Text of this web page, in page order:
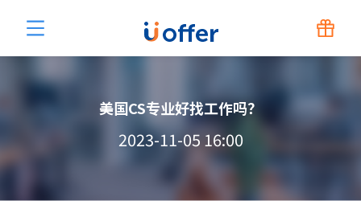
美国CS专业好找工作吗？
2023-11-05 16:00